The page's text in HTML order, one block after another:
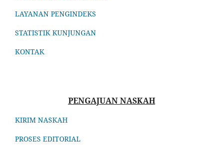
LAYANAN PENGINDEKS
STATISTIK KUNJUNGAN
KONTAK
PENGAJUAN NASKAH
KIRIM NASKAH
PROSES EDITORIAL